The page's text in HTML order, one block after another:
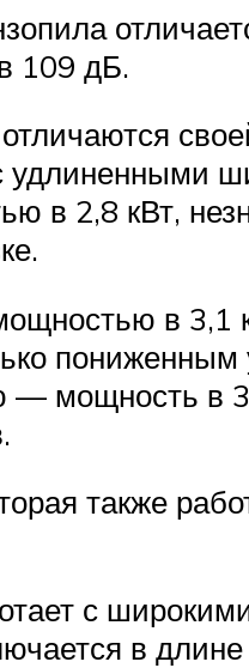
109 дБ.
удлиненными
в 2,8 кВт,
в 3,1
мощность в
также
с
в